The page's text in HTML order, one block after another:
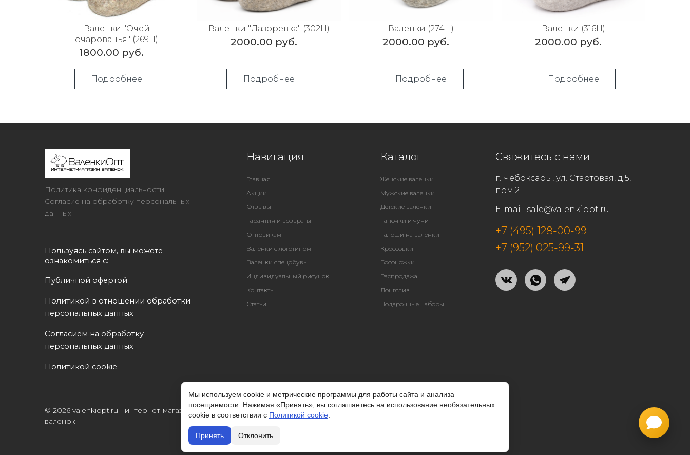
Мы используем cookie и метрические программы для работы сайта и анализа
посещаемости. Нажимая «Принять», вы соглашаетесь на использование необязательных
cookie в соответствии с Политикой cookie
Принять Отклонить
Валенки "Очей
очарованья" (269Н)
1800.00 руб.
Подробнее
Валенки "Лазоревка" (302Н)
2000.00 руб.
Подробнее
Валенки (274Н)
2000.00 руб.
Подробнее
Валенки (316Н)
2000.00 руб.
Подробнее
Политика конфиденциальности
Согласие на обработку персональных
данных
Пользуясь сайтом, вы можете
ознакомиться с:
Публичной офертой
Политикой в отношении обработки
персональных данных
Согласием на обработку
персональных данных
Политикой cookie
© 2026 valenkiopt.ru - интернет-магазин
валенок
Навигация
Главная
Акции
Отзывы
Гарантия и возвраты
Оптовикам
Валенки с логотипом
Валенки спецобувь
Индивидуальный рисунок
Контакты
Статьи
Каталог
Женские валенки
Мужские валенки
Детские валенки
Тапочки и чуни
Галоши на валенки
Кроссовки
Босоножки
Распродажа
Лонгслив
Подарочные наборы
Свяжитесь с нами
г. Чебоксары, ул. Стартовая, д.5,
пом.2
E-mail: sale@valenkiopt.ru
+7 (495) 128-00-99
+7 (952) 025-99-31